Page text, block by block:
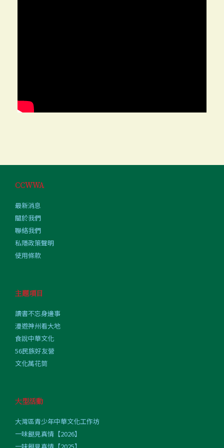
CCWWA
最新消息
關於我們
聯絡我們
私隱政策聲明
使用條款
主題項目
讀書不忘身邊事
漫遊神州看大地
食說中華文化
56民族好友營
文化萬花筒
大型活動
大灣區青少年中華文化工作坊
一味餸見真情【2026】